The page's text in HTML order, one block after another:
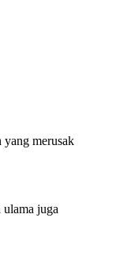
yang merusak
ulama juga